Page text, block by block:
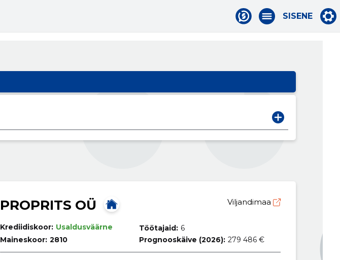
SISENE
PROPRITS OÜ Viljandimaa
Krediidiskoor: Usaldusväärne
Maineskoor: 2810
Töötajaid: 6
Prognooskäive (2026): 279 486 €